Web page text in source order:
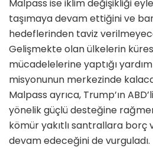
Malpass ise iklim değişikliği
taşımaya devam ettiğini ve
hedeflerinden taviz
Gelişmekte olan ülkelerin
mücadelelerine yaptığı
misyonunun merkezinde
Malpass ayrıca, Trump’ın
yönelik güçlü desteğine
kömür yakıtlı santrallara
devam edeceğini de vurguladı.